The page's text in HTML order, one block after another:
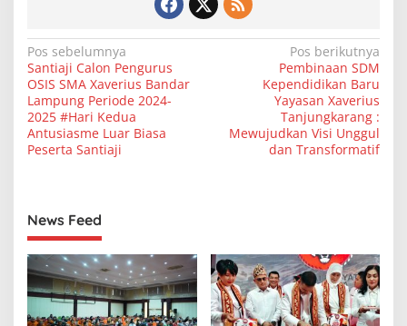
N
a
v
i
g
s
i
p
o
s
Pos sebelumnya
Santiaji Calon Pengurus
OSIS SMA Xaverius Bandar
Lampung Periode 2024-
2025 #Hari Kedua
Antusiasme Luar Biasa
Peserta Santiaji
Pos berikutnya
Pembinaan SDM
Kependidikan Baru
Yayasan Xaverius
Tanjungkarang :
Mewujudkan Visi Unggul
dan Transformatif
News Feed